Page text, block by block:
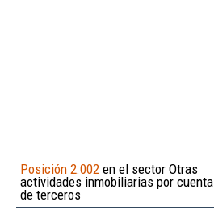
Posición 2.002 en el sector Otras
actividades inmobiliarias por cuenta
de terceros